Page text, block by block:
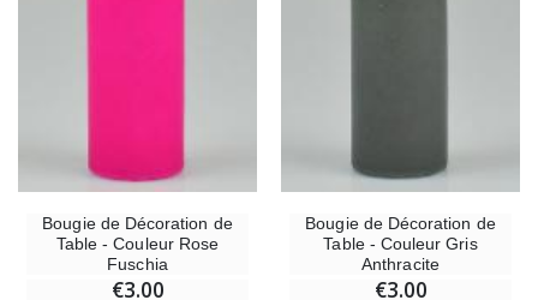
Bougie de Décoration de
Table - Couleur Rose
Fuschia
€3.00
Bougie de Décoration de
Table - Couleur Gris
Anthracite
€3.00